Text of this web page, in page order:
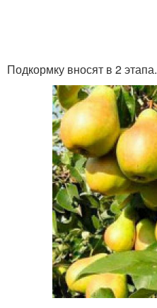
Подкормку вносят в 2 этапа.